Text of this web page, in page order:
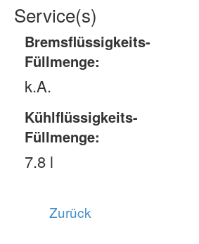
Service(s)
Bremsflüssigkeits-
Füllmenge:
k.A.
Kühlflüssigkeits-
Füllmenge:
7.8 l
Zurück